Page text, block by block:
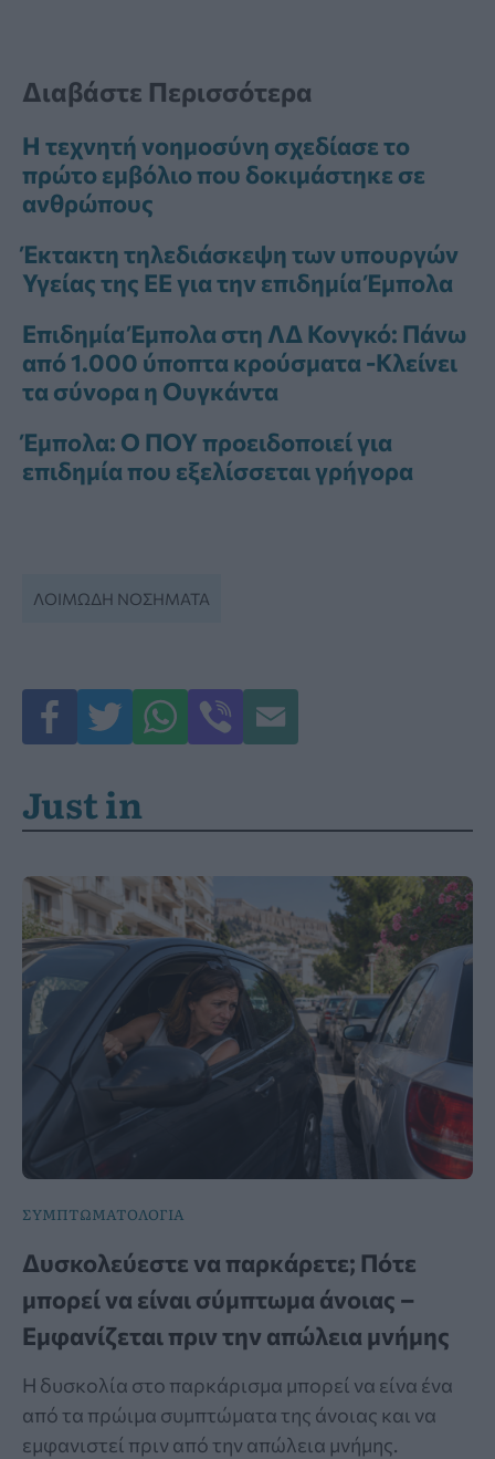
Διαβάστε Περισσότερα
Η τεχνητή νοημοσύνη σχεδίασε το
πρώτο εμβόλιο που δοκιμάστηκε σε
ανθρώπους
Έκτακτη τηλεδιάσκεψη των υπουργών
Υγείας της ΕΕ για την επιδημία Έμπολα
Επιδημία Έμπολα στη ΛΔ Κονγκό: Πάνω
από 1.000 ύποπτα κρούσματα -Κλείνει
τα σύνορα η Ουγκάντα
Έμπολα: Ο ΠΟΥ προειδοποιεί για
επιδημία που εξελίσσεται γρήγορα
ΛΟΙΜΏΔΗ ΝΟΣΉΜΑΤΑ
Just in
ΣΥΜΠΤΩΜΑΤΟΛΟΓΙΑ
Δυσκολεύεστε να παρκάρετε; Πότε
μπορεί να είναι σύμπτωμα άνοιας –
Εμφανίζεται πριν την απώλεια μνήμης
Η δυσκολία στο παρκάρισμα μπορεί να είνα ένα
από τα πρώιμα συμπτώματα της άνοιας και να
εμφανιστεί πριν από την απώλεια μνήμης.